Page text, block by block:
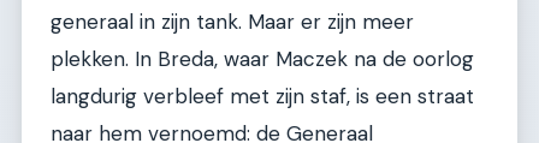
generaal in zijn tank. Maar er zijn meer
plekken. In Breda, waar Maczek na de oorlog
langdurig verbleef met zijn staf, is een straat
naar hem vernoemd: de Generaal